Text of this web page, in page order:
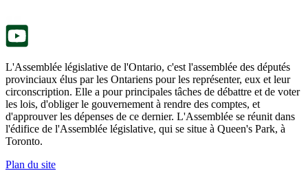
L'Assemblée législative de l'Ontario, c'est l'assemblée des députés
provinciaux élus par les Ontariens pour les représenter, eux et leur
circonscription. Elle a pour principales tâches de débattre et de voter
les lois, d'obliger le gouvernement à rendre des comptes, et
d'approuver les dépenses de ce dernier. L'Assemblée se réunit dans
l'édifice de l'Assemblée législative, qui se situe à Queen's Park, à
Toronto.
Plan du site